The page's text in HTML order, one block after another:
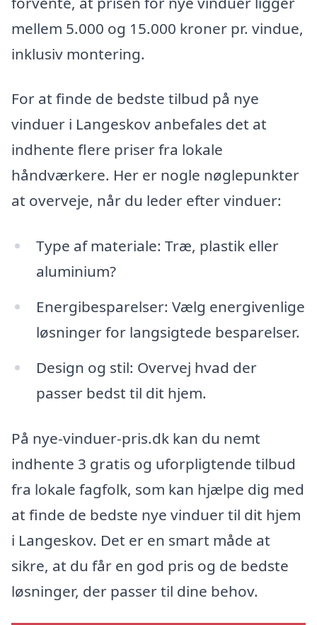
mellem 5.000 og 15.000 kroner pr. vindue,
inklusiv montering.
For at finde de bedste tilbud på nye
vinduer i Langeskov anbefales det at
indhente flere priser fra lokale
håndværkere. Her er nogle nøglepunkter
at overveje, når du leder efter vinduer:
Type af materiale: Træ, plastik eller
aluminium?
Energibesparelser: Vælg energivenlige
løsninger for langsigtede besparelser.
Design og stil: Overvej hvad der
passer bedst til dit hjem.
På nye-vinduer-pris.dk kan du nemt
indhente 3 gratis og uforpligtende tilbud
fra lokale fagfolk, som kan hjælpe dig med
at finde de bedste nye vinduer til dit hjem
i Langeskov. Det er en smart måde at
sikre, at du får en god pris og de bedste
løsninger, der passer til dine behov.